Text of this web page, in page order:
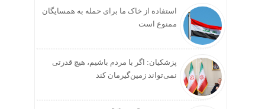
استفاده از خاک ما برای حمله به همسایگان
ممنوع است
پزشکیان: اگر با مردم باشیم، هیچ قدرتی
نمی‌تواند زمین‌گیرمان کند